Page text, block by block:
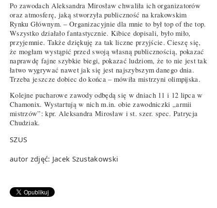
Po zawodach Aleksandra Mirosław chwaliła ich organizatorów
oraz atmosferę, jaką stworzyła publiczność na krakowskim
Rynku Głównym. – Organizacyjnie dla mnie to był top of the top.
Wszystko działało fantastycznie. Kibice dopisali, było miło,
przyjemnie. Także dziękuję za tak liczne przyjście. Cieszę się,
że mogłam wystąpić przed swoją własną publicznością, pokazać
naprawdę fajne szybkie biegi, pokazać ludziom, że to nie jest tak
łatwo wygrywać nawet jak się jest najszybszym danego dnia.
Trzeba jeszcze dobiec do końca – mówiła mistrzyni olimpijska.
Kolejne pucharowe zawody odbędą się w dniach 11 i 12 lipca w
Chamonix. Wystartują w nich m.in. obie zawodniczki „armii
mistrzów”: kpr. Aleksandra Mirosław i st. szer. spec. Patrycja
Chudziak.
SZUS
autor zdjęć: Jacek Szustakowski